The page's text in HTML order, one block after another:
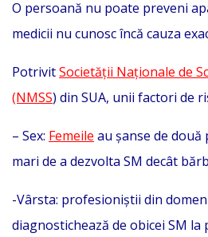
O persoană nu poate preveni
medicii nu cunosc încă cauza
PotrivitSocietății Naționale de
(NMSS) din SUA, unii factori de
– Sex: Femeile au șanse de
mari de a dezvolta SM decât
-Vârsta: profesioniștii din
diagnostichează de obicei SM la